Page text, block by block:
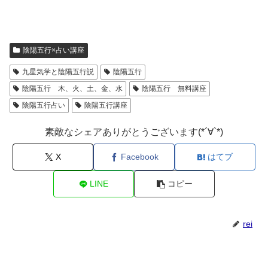
陰陽五行×占い講座
九星気学と陰陽五行説
陰陽五行
陰陽五行 木、火、土、金、水
陰陽五行 無料講座
陰陽五行占い
陰陽五行講座
素敵なシェアありがとうございます(*´∀`*)
X Facebook はてブ
LINE コピー
rei